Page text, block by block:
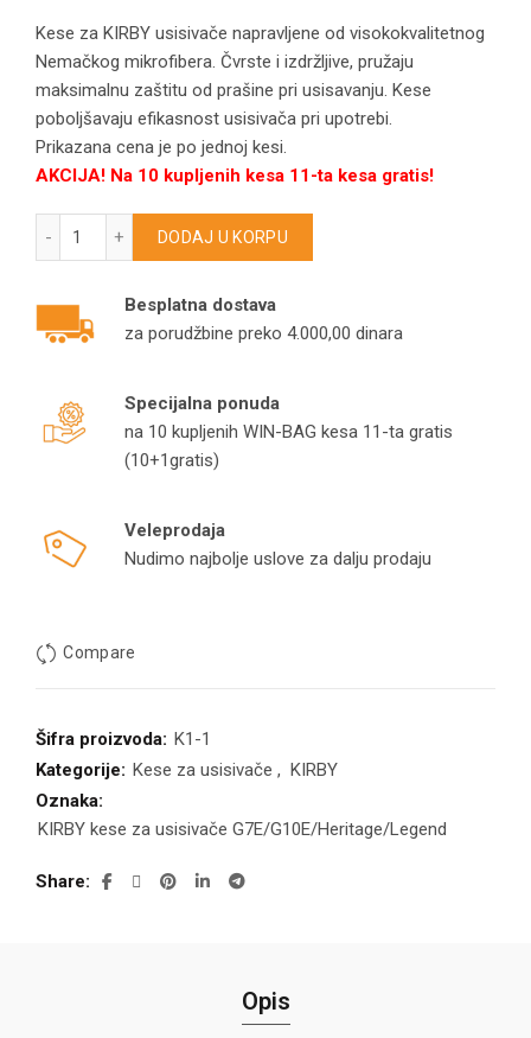
Kese za KIRBY usisivače napravljene od visokokvalitetnog
Nemačkog mikrofibera. Čvrste i izdržljive, pružaju
maksimalnu zaštitu od prašine pri usisavanju. Kese
poboljšavaju efikasnost usisivača pri upotrebi.
Prikazana cena je po jednoj kesi.
AKCIJA! Na 10 kupljenih kesa 11-ta kesa gratis!
KIRBY kese za usisivače G7E/G10E/Heritage/Legend model
DODAJ U KORPU
Besplatna dostava
za porudžbine preko 4.000,00 dinara
Specijalna ponuda
na 10 kupljenih WIN-BAG kesa 11-ta gratis
(10+1gratis)
Veleprodaja
Nudimo najbolje uslove za dalju prodaju
Compare
Šifra proizvoda: K1-1
Kategorije: Kese za usisivače , KIRBY
Oznaka:
KIRBY kese za usisivače G7E/G10E/Heritage/Legend
Share
Opis